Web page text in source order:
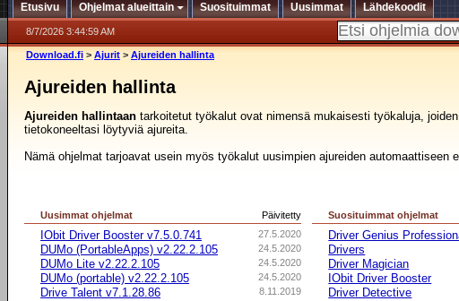
Etusivu Ohjelmat alueittain Suosituimmat Uusimmat Lähdekoodit
8/7/2026 3:44:59 AM
Download.fi > Ajurit > Ajureiden hallinta
Ajureiden hallinta
Ajureiden hallintaan tarkoitetut työkalut ovat nimensä mukaisesti työkaluja,
tietokoneeltasi löytyviä ajureita.
Nämä ohjelmat tarjoavat usein myös työkalut uusimpien ajureiden automaattiseen
Päivitetty
Uusimmat ohjelmat
27.5.2020
IObit Driver Booster v7.5.0.741
24.5.2020
DUMo (PortableApps) v2.22.2.105
24.5.2020
DUMo Lite v2.22.2.105
24.5.2020
DUMo (portable) v2.22.2.105
8.11.2019
Drive Talent v7.1.28.86
Suosituimmat ohjelmat
Driver Genius
Drivers
Driver Magician
IObit Driver Booster
Driver Detective